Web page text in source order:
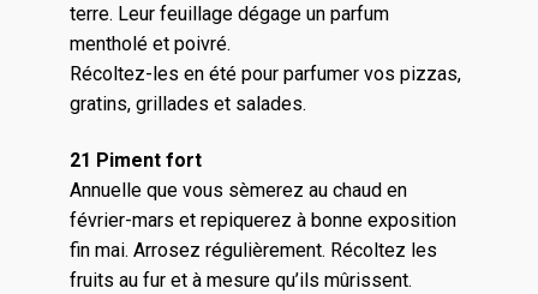
terre. Leur feuillage dégage un parfum
mentholé et poivré.
Récoltez-les en été pour parfumer vos pizzas,
gratins, grillades et salades.
21 Piment fort
Annuelle que vous sèmerez au chaud en
février-mars et repiquerez à bonne exposition
fin mai. Arrosez régulièrement. Récoltez les
fruits au fur et à mesure qu’ils mûrissent.